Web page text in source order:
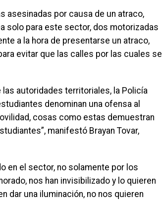
asesinadas por causa de un atraco,
solo para este sector, dos motorizadas
a la hora de presentarse un atraco,
evitar que las calles por las cuales se
las autoridades territoriales, la Policía
denominan una ofensa al
cosas como estas demuestran
manifestó Brayan Tovar,
en el sector, no solamente por los
nos han invisibilizado y lo quieren
dar una iluminación, no nos quieren